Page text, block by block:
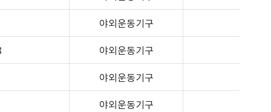
야외운동기구
야외운동기구
야외운동기구
야외운동기구